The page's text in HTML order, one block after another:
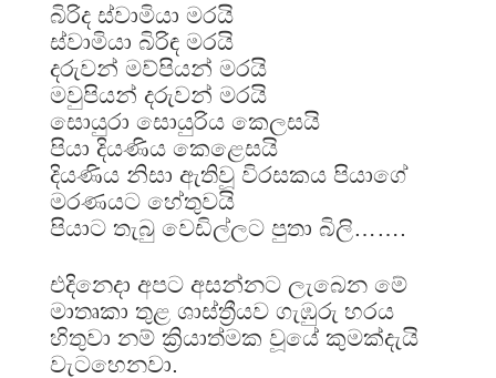
බිරිද ස්වාමියා මරයි
ස්වාමියා බිරිඳ මරයි
දරුවන් මව්පියන් මරයි
මවුපියන් දරුවන් මරයි
සොයුරා සොයුරිය කෙලසයි
පියා දියණිය කෙළෙසයි
දියණිය නිසා ඇතිවූ විරසකය පියාගේ
මරණයට හේතුවයි
පියාට තැබු වෙඩිල්ලට පුතා බිලි…….
එදිනෙදා අපට අසන්නට ලැබෙන මේ
මාතෘකා තුළ ශාස්ත්‍රීයව ගැඹුරු හරය
හිතුවා නම් ක්‍රියාත්මක වූයේ කුමක්දැයි
වැටහෙනවා.